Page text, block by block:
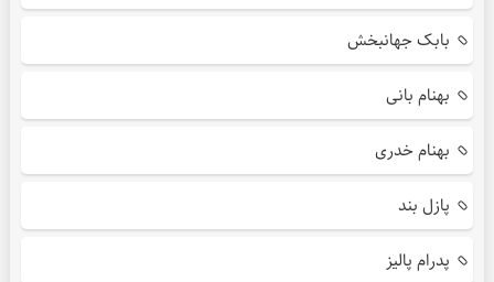
بابک جهانبخش
بهنام بانی
بهنام خدری
پازل بند
پدرام پالیز